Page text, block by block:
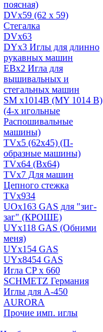
поясная)
DVx59 (62 x 59)
Стегалка
DVx63
DYx3 Иглы для длинно
рукавных машин
EBx2 Игла для
вышивальных и
стегальных машин
SM x1014B (MY 1014 B)
(4-х игольные
Распошивальные
машины)
TVх5 (62х45) (П-
образные машины)
TVх64 (Вх64)
TVх7 Для машин
Цепного стежка
TVх934
UOx163 GAS для "зиг-
заг" (КРОШЕ)
UYx118 GAS (Обними
меня)
UYx154 GAS
UYx8454 GAS
Игла CP х 660
SCHMETZ Германия
Иглы для А-450
AURORA
Прочие имп. иглы